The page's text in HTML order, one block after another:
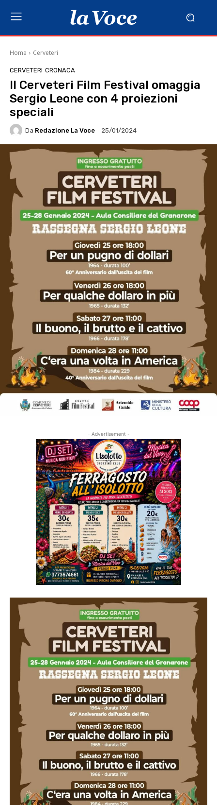
Home Cerveteri
CERVETERI CRONACA
Il Cerveteri Film Festival omaggia
Sergio Leone con 4 proiezioni
speciali
Da Redazione La Voce 25/01/2024
- Advertisement -